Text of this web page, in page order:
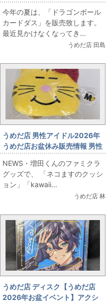
今年の夏は、「ドラゴンボール
カードダス」を販売致します。
最近見かけなくなってき...
うめだ店 田島
うめだ店 男性アイドル2026年
うめだ店お盆休み販売情報 男性
アイドルコーナー ネコますグ
ッズ販売します！
NEWS・増田くんのファミクラ
グッズで、 「ネコますのクッシ
ョン」「kawaii...
うめだ店 林
うめだ店 ディスク【うめだ店
2026年お盆イベント】アクシ